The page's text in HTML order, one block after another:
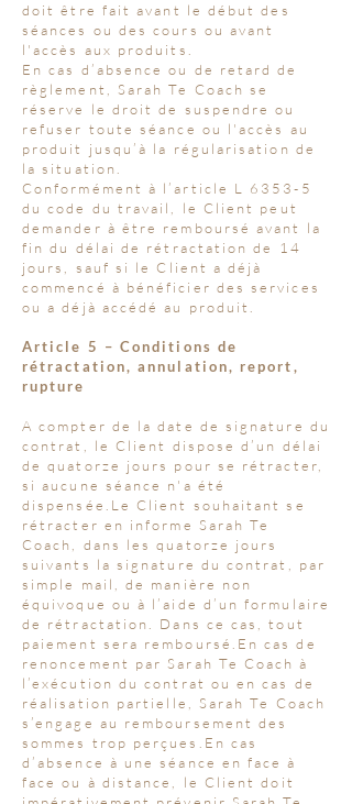
doit être fait avant le début des
séances ou des cours ou avant
l'accès aux produits.
En cas d’absence ou de retard de
règlement, Sarah Te Coach se
réserve le droit de suspendre ou
refuser toute séance ou l'accès au
produit jusqu’à la régularisation de
la situation.
Conformément à l’article L 6353-5
du code du travail, le Client peut
demander à être remboursé avant la
fin du délai de rétractation de 14
jours, sauf si le Client a déjà
commencé à bénéficier des services
ou a déjà accédé au produit.
Article 5 – Conditions de
rétractation, annulation, report,
rupture
A compter de la date de signature du
contrat, le Client dispose d’un délai
de quatorze jours pour se rétracter,
si aucune séance n'a été
dispensée.Le Client souhaitant se
rétracter en informe Sarah Te
Coach, dans les quatorze jours
suivants la signature du contrat, par
simple mail, de manière non
équivoque ou à l’aide d’un formulaire
de rétractation. Dans ce cas, tout
paiement sera remboursé.En cas de
renoncement par Sarah Te Coach à
l’exécution du contrat ou en cas de
réalisation partielle, Sarah Te Coach
s’engage au remboursement des
sommes trop perçues.En cas
d’absence à une séance en face à
face ou à distance, le Client doit